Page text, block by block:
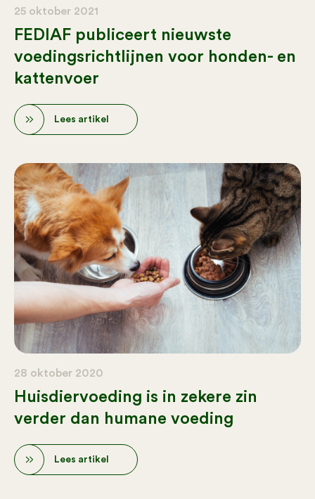
25 oktober 2021
FEDIAF publiceert nieuwste
voedingsrichtlijnen voor honden- en
kattenvoer
Lees artikel
28 oktober 2020
Huisdiervoeding is in zekere zin
verder dan humane voeding
Lees artikel